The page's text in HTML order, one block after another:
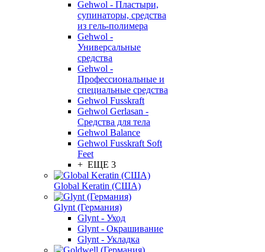
Gehwol - Пластыри,
супинаторы, средства
из гель-полимера
Gehwol -
Универсальные
средства
Gehwol -
Профессиональные и
специальные средства
Gehwol Fusskraft
Gehwol Gerlasan -
Средства для тела
Gehwol Balance
Gehwol Fusskraft Soft
Feet
+ ЕЩЕ 3
Global Keratin (США)
Glynt (Германия)
Glynt - Уход
Glynt - Окрашивание
Glynt - Укладка